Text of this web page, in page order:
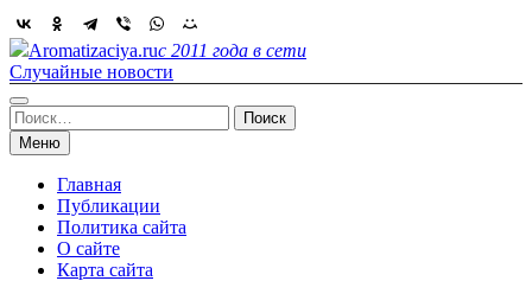
Skip
to
content
Aromatizaciya.ruс 2011 года в сети
Случайные новости
Найти:
Меню
Главная
Публикации
Политика сайта
О сайте
Карта сайта